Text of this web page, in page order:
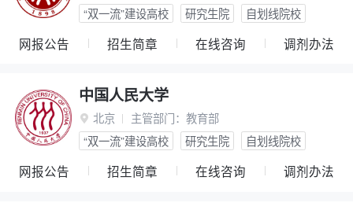
“双一流”建设高校
研究生院 自划线院校
网报公告 招生简章 在线咨询 调剂办法
中国人民大学
 北京 主管部门： 教育部
“双一流”建设高校
研究生院 自划线院校
网报公告 招生简章 在线咨询 调剂办法